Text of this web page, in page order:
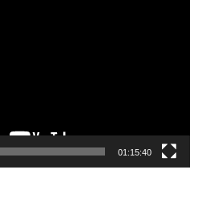
01:15:40